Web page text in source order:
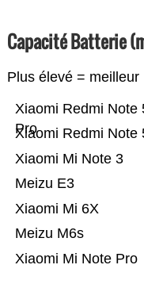
Capacité Batterie
Plus élevé = meilleur
Xiaomi Mi Note Pro
Meizu M6s
Xiaomi Mi 6X
Meizu E3
Xiaomi Mi Note 3
Xiaomi Redmi Note
Xiaomi Redmi Note
Pro